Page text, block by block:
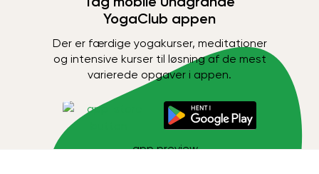
YogaClub appen
Der er færdige yogakurser, meditationer
og intensive kurser til løsning af de mest
varierede opgaver i appen.